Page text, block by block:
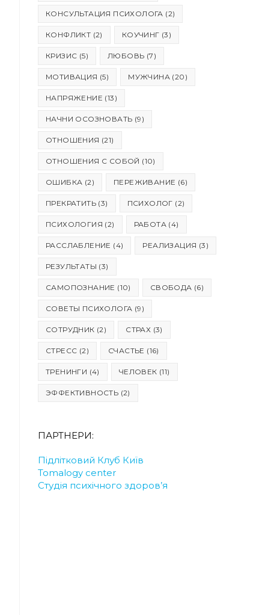
КОНСУЛЬТАЦИЯ ПСИХОЛОГА (2)
КОНФЛИКТ (2) КОУЧИНГ (3)
КРИЗИС (5) ЛЮБОВЬ (7)
МОТИВАЦИЯ (5) МУЖЧИНА (20)
НАПРЯЖЕНИЕ (13)
НАЧНИ ОСОЗНОВАТЬ (9)
ОТНОШЕНИЯ (21)
ОТНОШЕНИЯ С СОБОЙ (10)
ОШИБКА (2) ПЕРЕЖИВАНИЕ (6)
ПРЕКРАТИТЬ (3) ПСИХОЛОГ (2)
ПСИХОЛОГИЯ (2) РАБОТА (4)
РАССЛАБЛЕНИЕ (4) РЕАЛИЗАЦИЯ (3)
РЕЗУЛЬТАТЫ (3)
САМОПОЗНАНИЕ (10) СВОБОДА (6)
СОВЕТЫ ПСИХОЛОГА (9)
СОТРУДНИК (2) СТРАХ (3)
СТРЕСС (2) СЧАСТЬЕ (16)
ТРЕНИНГИ (4) ЧЕЛОВЕК (11)
ЭФФЕКТИВНОСТЬ (2)
ПАРТНЕРИ:
Підлітковий Клуб Київ
Tomalogy center
Студія психічного здоров’я